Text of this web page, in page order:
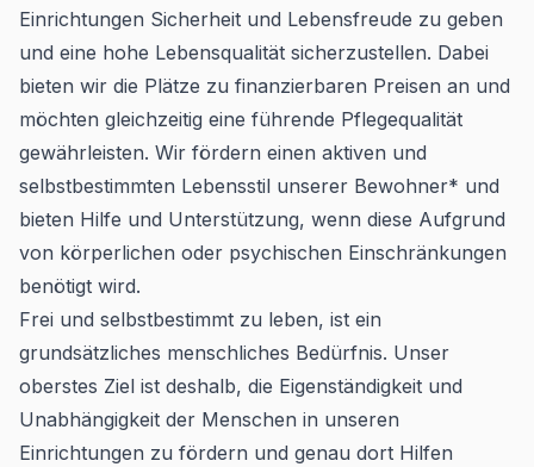
Einrichtungen Sicherheit und Lebensfreude zu geben
und eine hohe Lebensqualität sicherzustellen. Dabei
bieten wir die Plätze zu finanzierbaren Preisen an und
möchten gleichzeitig eine führende Pflegequalität
gewährleisten. Wir fördern einen aktiven und
selbstbestimmten Lebensstil unserer Bewohner* und
bieten Hilfe und Unterstützung, wenn diese Aufgrund
von körperlichen oder psychischen Einschränkungen
benötigt wird.
Frei und selbstbestimmt zu leben, ist ein
grundsätzliches menschliches Bedürfnis. Unser
oberstes Ziel ist deshalb, die Eigenständigkeit und
Unabhängigkeit der Menschen in unseren
Einrichtungen zu fördern und genau dort Hilfen